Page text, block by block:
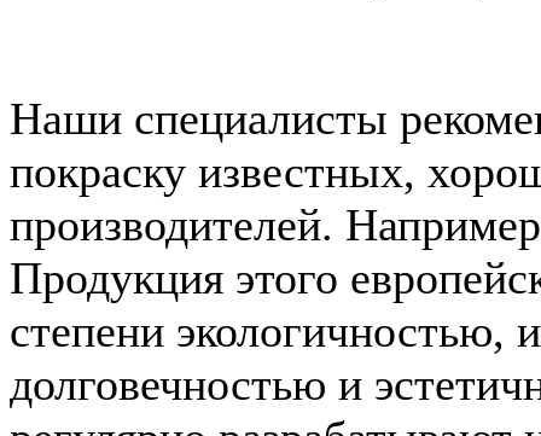
Наши специалисты
покраску известных,
производителей.
Продукция этого
степени экологичностью,
долговечностью и